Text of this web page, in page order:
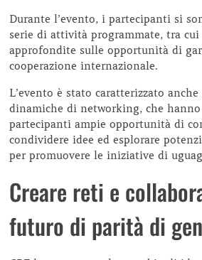
Durante l’evento, i partecipanti si
serie di attività programmate, tra cui
approfondite sulle opportunità di
cooperazione internazionale.
L’evento è stato caratterizzato
dinamiche di networking, che
partecipanti ampie opportunità di
condividere idee ed esplorare
per promuovere le iniziative di
Creare reti e
futuro di parità di